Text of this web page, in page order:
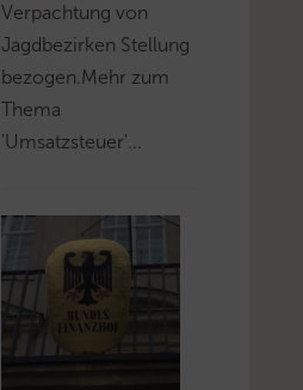
Verpachtung von
Jagdbezirken Stellung
bezogen.Mehr zum
Thema
'Umsatzsteuer'...